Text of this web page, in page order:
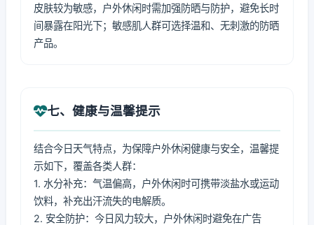
皮肤较为敏感，户外休闲时需加强防晒与防护，避免长时
间暴露在阳光下；敏感肌人群可选择温和、无刺激的防晒
产品。
七、健康与温馨提示
结合今日天气特点，为保障户外休闲健康与安全，温馨提
示如下，覆盖各类人群：
1. 水分补充：气温偏高，户外休闲时可携带淡盐水或运动
饮料，补充出汗流失的电解质。
2. 安全防护：今日风力较大，户外休闲时避免在广告